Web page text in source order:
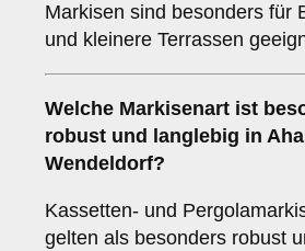
Markisen sind besonders für
und kleinere Terrassen
Welche Markisenart ist
robust und langlebig in
Wendeldorf?
Kassetten- und
gelten als besonders robust